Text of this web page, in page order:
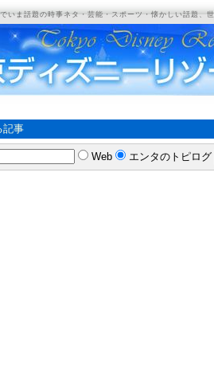
いま話題の時事ネタ・芸能・スポーツ・懐かしい話題、
記事
Web エンタのトピログ